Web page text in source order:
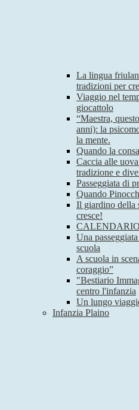
La lingua
tradizioni per
Viaggio nel
giocattolo
“Maestra,
anni): la
la mente.
Quando la
Caccia alle
tradizione e
Passeggiata di
Quando
Il giardino della
cresce!
Una
scuola
A scuola in
coraggio”
"Bestiario
centro l'infanzia
Un lungo
Infanzia Plaino